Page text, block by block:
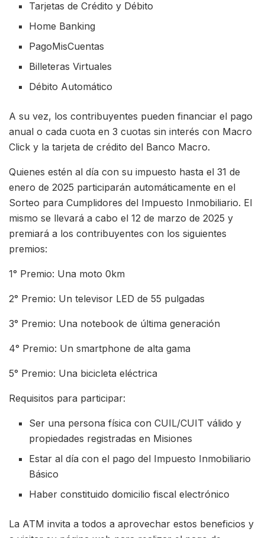
Tarjetas de Crédito y Débito
Home Banking
PagoMisCuentas
Billeteras Virtuales
Débito Automático
A su vez, los contribuyentes pueden financiar el pago
anual o cada cuota en 3 cuotas sin interés con Macro
Click y la tarjeta de crédito del Banco Macro.
Quienes estén al día con su impuesto hasta el 31 de
enero de 2025 participarán automáticamente en el
Sorteo para Cumplidores del Impuesto Inmobiliario. El
mismo se llevará a cabo el 12 de marzo de 2025 y
premiará a los contribuyentes con los siguientes
premios:
1° Premio: Una moto 0km
2° Premio: Un televisor LED de 55 pulgadas
3° Premio: Una notebook de última generación
4° Premio: Un smartphone de alta gama
5° Premio: Una bicicleta eléctrica
Requisitos para participar:
Ser una persona física con CUIL/CUIT válido y
propiedades registradas en Misiones
Estar al día con el pago del Impuesto Inmobiliario
Básico
Haber constituido domicilio fiscal electrónico
La ATM invita a todos a aprovechar estos beneficios y